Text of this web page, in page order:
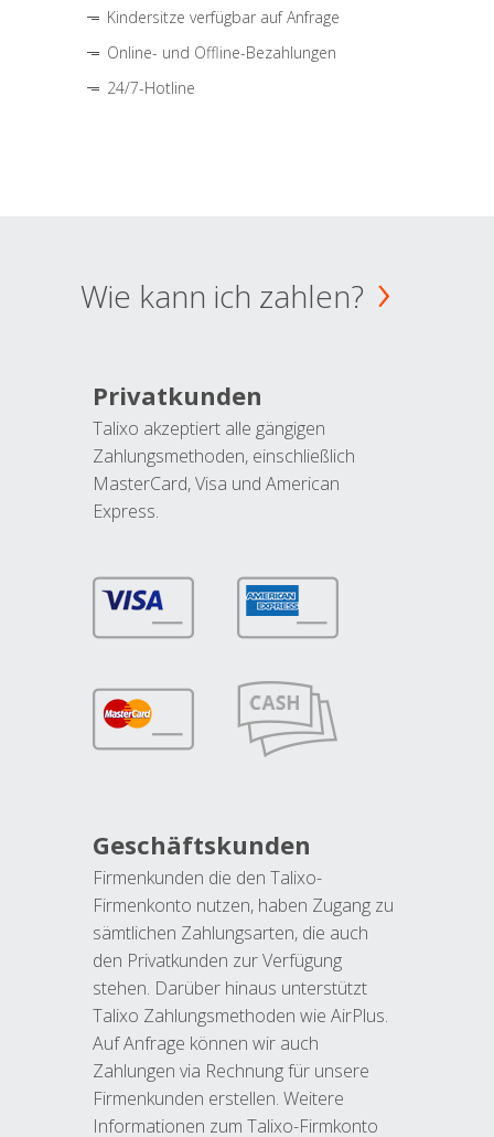
Kindersitze verfügbar auf Anfrage
Online- und Offline-Bezahlungen
24/7-Hotline
Wie kann ich zahlen?
Privatkunden
Talixo akzeptiert alle gängigen
Zahlungsmethoden, einschließlich
MasterCard, Visa und American
Express.
Geschäftskunden
Firmenkunden die den Talixo-
Firmenkonto nutzen, haben Zugang zu
sämtlichen Zahlungsarten, die auch
den Privatkunden zur Verfügung
stehen. Darüber hinaus unterstützt
Talixo Zahlungsmethoden wie AirPlus.
Auf Anfrage können wir auch
Zahlungen via Rechnung für unsere
Firmenkunden erstellen. Weitere
Informationen zum Talixo-Firmkonto